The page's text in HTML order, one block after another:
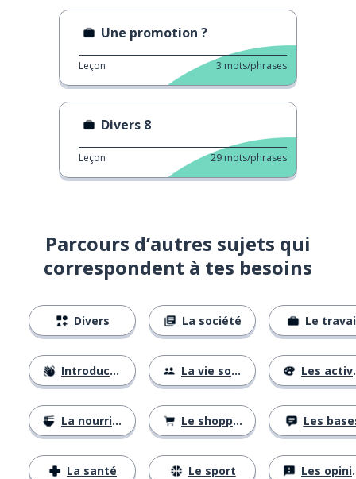
Une promotion ?
Leçon 3 mots/phrases
Divers 8
Leçon 29 mots/phrases
Parcours d’autres sujets qui
correspondent à tes besoins
Divers
Introductions
La nourriture
La santé
La société
La vie sociale
Le shopping
Le sport
Le
Les activités
Les
Les opinions